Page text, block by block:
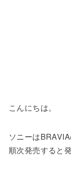
こんにちは。
ソニーは
順次発売すると